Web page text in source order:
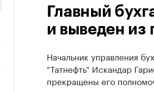
Главный
и выведен из
Начальник управления
"Татнефть" Искандар
прекращены его